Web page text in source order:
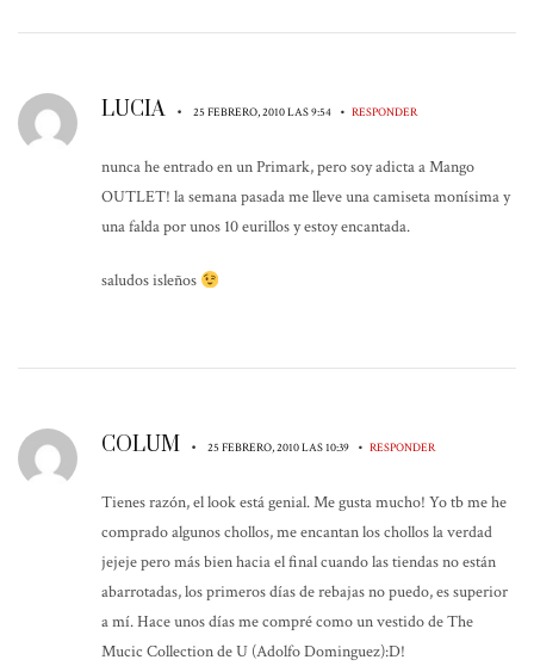
LUCIA • 25 FEBRERO, 2010 LAS 9:54 • RESPONDER
nunca he entrado en un Primark, pero soy adicta a Mango
OUTLET! la semana pasada me lleve una camiseta monísima y
una falda por unos 10 eurillos y estoy encantada.
saludos isleños
COLUM • 25 FEBRERO, 2010 LAS 10:39 • RESPONDER
Tienes razón, el look está genial. Me gusta mucho! Yo tb me he
comprado algunos chollos, me encantan los chollos la verdad
jejeje pero más bien hacia el final cuando las tiendas no están
abarrotadas, los primeros días de rebajas no puedo, es superior
a mí. Hace unos días me compré como un vestido de The
Mucic Collection de U (Adolfo Dominguez):D!